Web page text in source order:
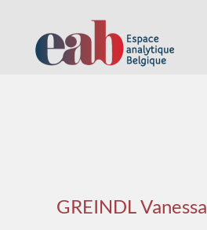
Accéder au contenu principal
GREINDL Vanessa